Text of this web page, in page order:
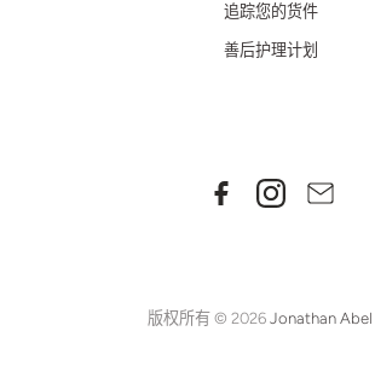
追踪您的货件
善后护理计划
版权所有 © 2026 Jonathan Abel